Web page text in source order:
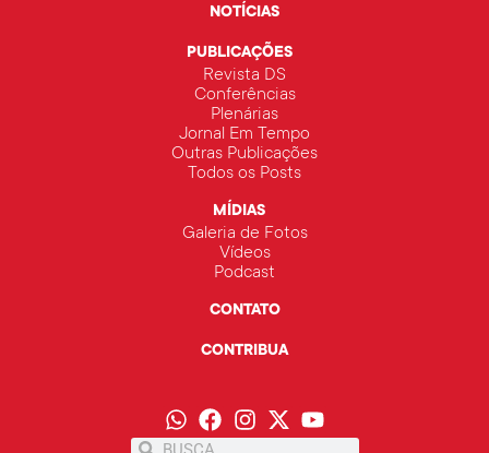
NOTÍCIAS
PUBLICAÇÕES
Revista DS
Conferências
Plenárias
Jornal Em Tempo
Outras Publicações
Todos os Posts
MÍDIAS
Galeria de Fotos
Vídeos
Podcast
CONTATO
CONTRIBUA